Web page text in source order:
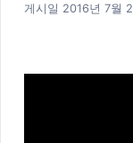
게시일 2016년 7월